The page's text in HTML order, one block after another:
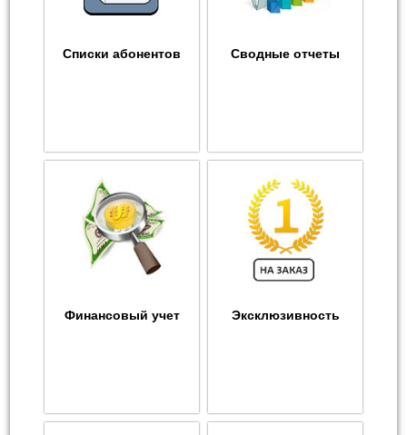
Списки абонентов Сводные отчеты
Финансовый учет Эксклюзивность